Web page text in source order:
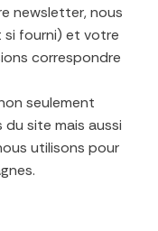
newsletter, nous
fourni) et votre
correspondre
seulement
site mais aussi
utilisons pour